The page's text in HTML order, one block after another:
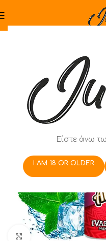
Είστε άνω
I AM 18 OR OLDER
Click to enlarge